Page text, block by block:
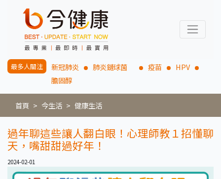
最多人關注 新冠肺炎 肺炎鏈球菌 疫苗
HPV
膽固醇
首頁 今生活 健康生活
過年聊這些讓人翻白眼！心理師教１招懂聊
天，嘴甜甜過好年！
2024-02-01